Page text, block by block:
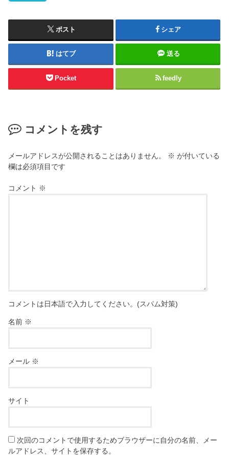
ポスト シェア
はてブ 送る
Pocket feedly
コメントを残す
メールアドレスが公開されることはありません。 ※ が付いている
欄は必須項目です
コメント ※
コメントは日本語で入力してください。(スパム対策)
名前 ※
メール ※
サイト
次回のコメントで使用するためブラウザーに自分の名前、メー
ルアドレス、サイトを保存する。